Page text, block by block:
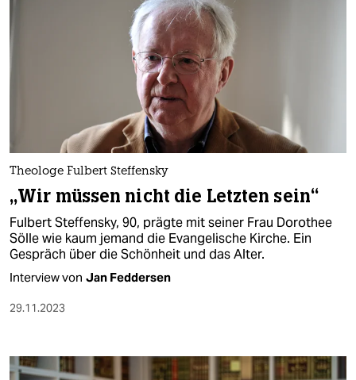
Theologe Fulbert Steffensky
„Wir müssen nicht die Letzten sein“
Fulbert Steffensky, 90, prägte mit seiner Frau Dorothee
Sölle wie kaum jemand die Evangelische Kirche. Ein
Gespräch über die Schönheit und das Alter.
Interview von Jan Feddersen
29.11.2023